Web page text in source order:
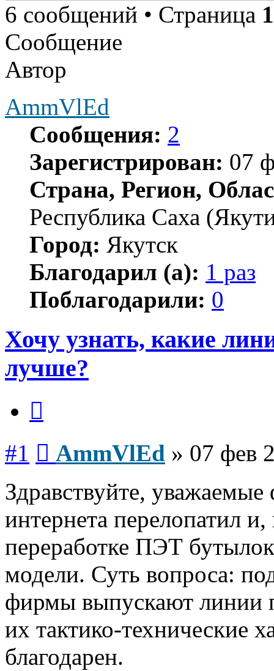
6 сообщений • Страница 1
Сообщение
Автор
AmmVlEd
Сообщения: 2
Зарегистрирован: 07
Страна, Регион,
Республика Саха
Город: Якутск
Благодарил (а): 1 раз
Поблагодарили: 0
Хочу узнать, какие
лучше?
#1 AmmVlEd » 07 фев
Здравствуйте,
интернета перелопатил
переработке ПЭТ
модели. Суть вопроса:
фирмы выпускают линии
их тактико-технические
благодарен.